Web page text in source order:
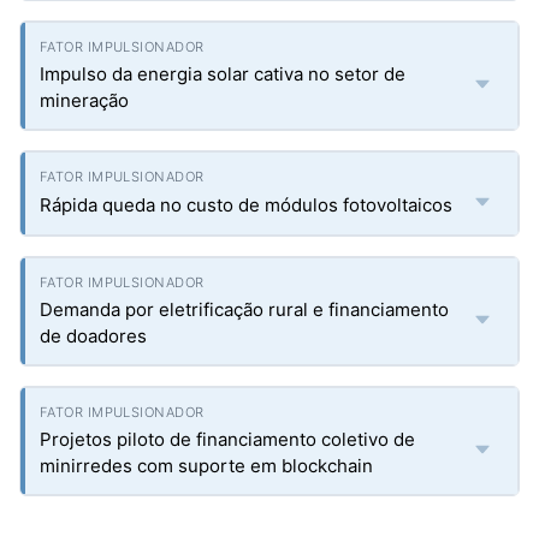
Impulso da energia solar cativa no setor de
mineração
Rápida queda no custo de módulos fotovoltaicos
Demanda por eletrificação rural e financiamento
de doadores
Projetos piloto de financiamento coletivo de
minirredes com suporte em blockchain